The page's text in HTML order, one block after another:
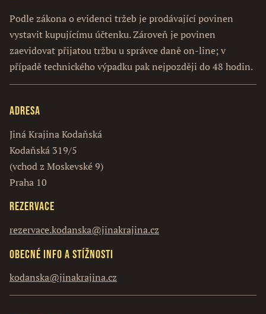
Podle zákona o evidenci tržeb je prodávající povinen
vystavit kupujícímu účtenku. Zároveň je povinen
zaevidovat přijatou tržbu u správce daně on-line; v
případě technického výpadku pak nejpozději do 48 hodin.
Adresa
Jiná Krajina Kodaňská
Kodaňská 319/5
(vchod z Moskevské 9)
Praha 10
Rezervace
rezervace.kodanska@jinakrajina.cz
Obecné info a stížnosti
kodanska@jinakrajina.cz